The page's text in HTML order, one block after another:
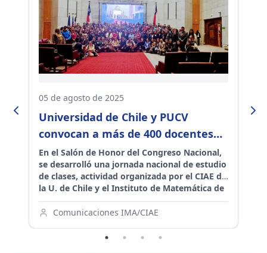
05 de agosto de 2025
Universidad de Chile y PUCV
convocan a más de 400 docentes
en el Congreso para debatir sobre
IA y educación matemática
En el Salón de Honor del Congreso Nacional,
se desarrolló una jornada nacional de estudio
de clases, actividad organizada por el CIAE de
la U. de Chile y el Instituto de Matemática de
la PUCV.
Comunicaciones IMA/CIAE